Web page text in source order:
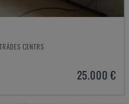
CENTRS
25.000 €